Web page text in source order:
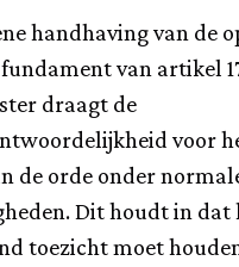
handhaving van de
van artikel
draagt de
voor
de orde onder
Dit houdt in dat
toezicht moet